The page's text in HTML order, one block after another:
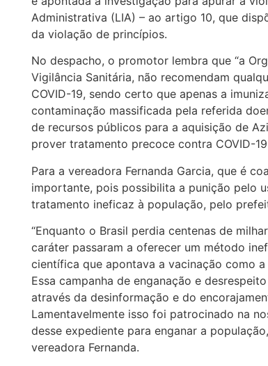
Administrativa (LIA) – ao artigo 10, que
da violação de princípios.
No despacho, o promotor lembra que “a
Vigilância Sanitária, não recomendam
COVID-19, sendo certo que apenas a
contaminação massificada pela referida
de recursos públicos para a aquisição de
prover tratamento precoce contra COVID-
Para a vereadora Fernanda Garcia, que é
importante, pois possibilita a punição pelo
tratamento ineficaz à população, pelo
“Enquanto o Brasil perdia centenas de
caráter passaram a oferecer um método
científica que apontava a vacinação como
Essa campanha de enganação e
através da desinformação e do
Lamentavelmente isso foi patrocinado na
desse expediente para enganar a
vereadora Fernanda.